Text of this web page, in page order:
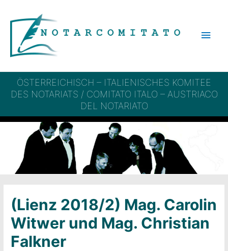
Inhalt
springen
ÖSTERREICHISCH – ITALIENISCHES KOMITEE
DES NOTARIATS / COMITATO ITALO – AUSTRIACO
DEL NOTARIATO
(Lienz 2018/2) Mag. Carolin
Witwer und Mag. Christian
Falkner